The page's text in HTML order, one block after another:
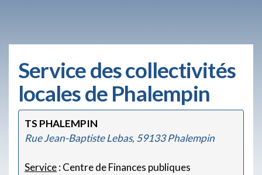
Service des collectivités
locales de Phalempin
TS PHALEMPIN
Rue Jean-Baptiste Lebas, 59133 Phalempin
Service: Centre de Finances publiques